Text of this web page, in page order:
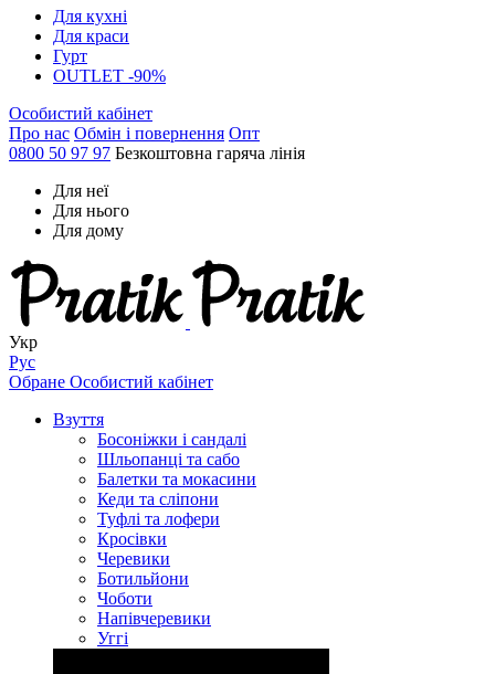
Для кухні
Для краси
Гурт
OUTLET -90%
Особистий кабінет
Про нас Обмін і повернення Опт
0800 50 97 97 Безкоштовна гаряча лінія
Для неї
Для нього
Для дому
Укр
Рус
Обране Особистий кабінет
Взуття
Босоніжки і сандалі
Шльопанці та сабо
Балетки та мокасини
Кеди та сліпони
Туфлі та лофери
Кросівки
Черевики
Ботильйони
Чоботи
Напівчеревики
Уггі